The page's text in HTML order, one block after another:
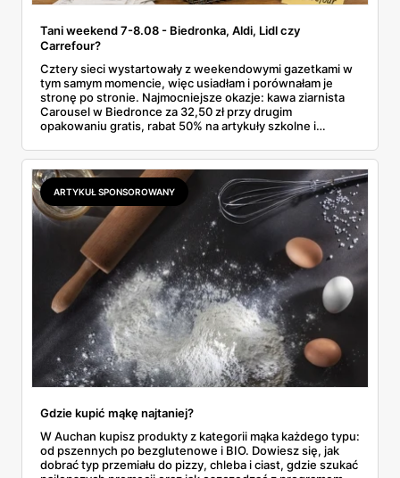
Tani weekend 7-8.08 - Biedronka, Aldi, Lidl czy
Carrefour?
Cztery sieci wystartowały z weekendowymi gazetkami w
tym samym momencie, więc usiadłam i porównałam je
stronę po stronie. Najmocniejsze okazje: kawa ziarnista
Carousel w Biedronce za 32,50 zł przy drugim
opakowaniu gratis, rabat 50% na artykuły szkolne i
2,99 zł za kilogram, ale wyłącznie w sobotę z aplikacją. Aldi
odpowiada masłem za 2,99 zł. Werdykt w skrócie:
najwięcej wyciśniesz z Biedronki, po świeże warzywa jedź
do Aldi.
ARTYKUŁ SPONSOROWANY
Gdzie kupić mąkę najtaniej?
W Auchan kupisz produkty z kategorii mąka każdego typu:
od pszennych po bezglutenowe i BIO. Dowiesz się, jak
dobrać typ przemiału do pizzy, chleba i ciast, gdzie szukać